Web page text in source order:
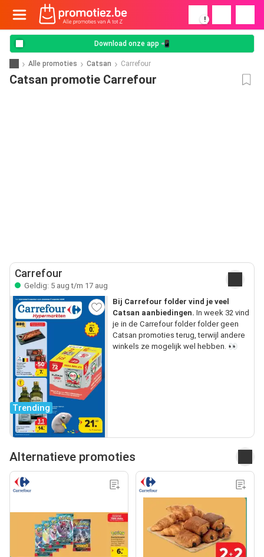
!
Download onze app 📲
Alle promoties Catsan Carrefour
Catsan promotie Carrefour
Carrefour
Geldig: 5 aug t/m 17 aug
Trending
Bij Carrefour folder vind je veel
Catsan aanbiedingen. In week 32 vind
je in de Carrefour folder folder geen
Catsan promoties terug, terwijl andere
winkels ze mogelijk wel hebben. 👀
Alternatieve promoties